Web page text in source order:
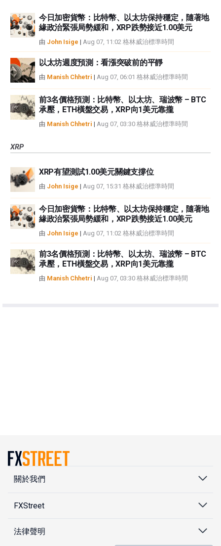
今日加密貨幣：比特幣、以太坊保持穩定，隨著地
緣政治緊張局勢緩和，XRP跌勢接近1.00美元
由 John Isige | Aug 07, 11:02 格林威治標準時間
以太坊週度預測：看漲突破前的平靜
由 Manish Chhetri | Aug 07, 06:01 格林威治標準時間
前3名價格預測：比特幣、以太坊、瑞波幣 – BTC
承壓，ETH橫盤交易，XRP向1美元靠攏
由 Manish Chhetri | Aug 07, 03:30 格林威治標準時間
XRP
XRP有望測試1.00美元關鍵支撐位
由 John Isige | Aug 07, 15:31 格林威治標準時間
今日加密貨幣：比特幣、以太坊保持穩定，隨著地
緣政治緊張局勢緩和，XRP跌勢接近1.00美元
由 John Isige | Aug 07, 11:02 格林威治標準時間
前3名價格預測：比特幣、以太坊、瑞波幣 – BTC
承壓，ETH橫盤交易，XRP向1美元靠攏
由 Manish Chhetri | Aug 07, 03:30 格林威治標準時間
關於我們
FXStreet
法律聲明